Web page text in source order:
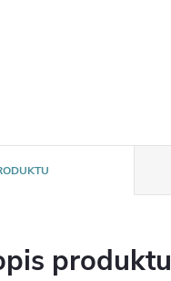
produktu